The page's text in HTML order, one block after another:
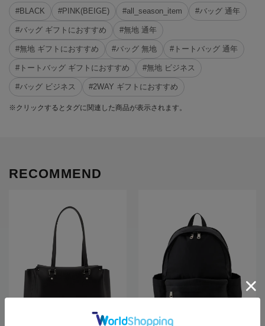
#BLACK #PINK(BEIGE) #all_season_item #バッグ 通年
#バッグ ギフトにおすすめ #無地 通年
#無地 ギフトにおすすめ #バッグ 無地 #トートバッグ 通年
#トートバッグ ギフトにおすすめ #無地 ビジネス
#バッグ ビジネス #2WAY ギフトにおすすめ
※クリックするとタグに関連した商品が表示されます。
RECOMMEND